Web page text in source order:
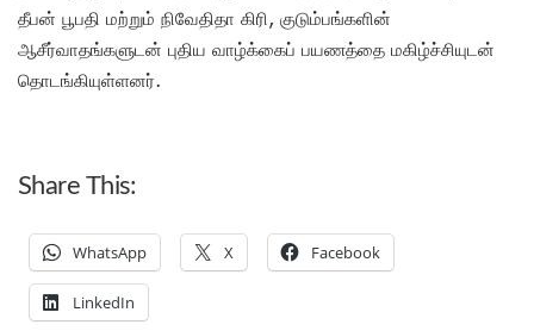
தீபன் பூபதி மற்றும் நிவேதிதா கிரி, குடும்பங்களின்
ஆசீர்வாதங்களுடன் புதிய வாழ்க்கைப் பயணத்தை மகிழ்ச்சியுடன்
தொடங்கியுள்ளனர்.
Share This:
WhatsApp X Facebook
LinkedIn